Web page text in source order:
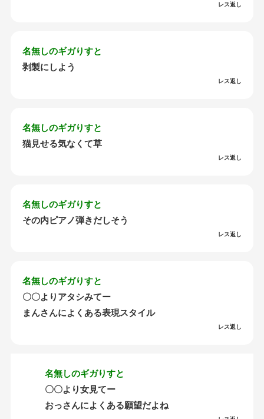
レス返し
名無しのギガりすと
剥製にしよう
レス返し
名無しのギガりすと
猫見せる気なくて草
レス返し
名無しのギガりすと
その内ピアノ弾きだしそう
レス返し
名無しのギガりすと
〇〇よりアタシみてー
まんさんによくある表現スタイル
レス返し
名無しのギガりすと
〇〇より女見てー
おっさんによくある願望だよね